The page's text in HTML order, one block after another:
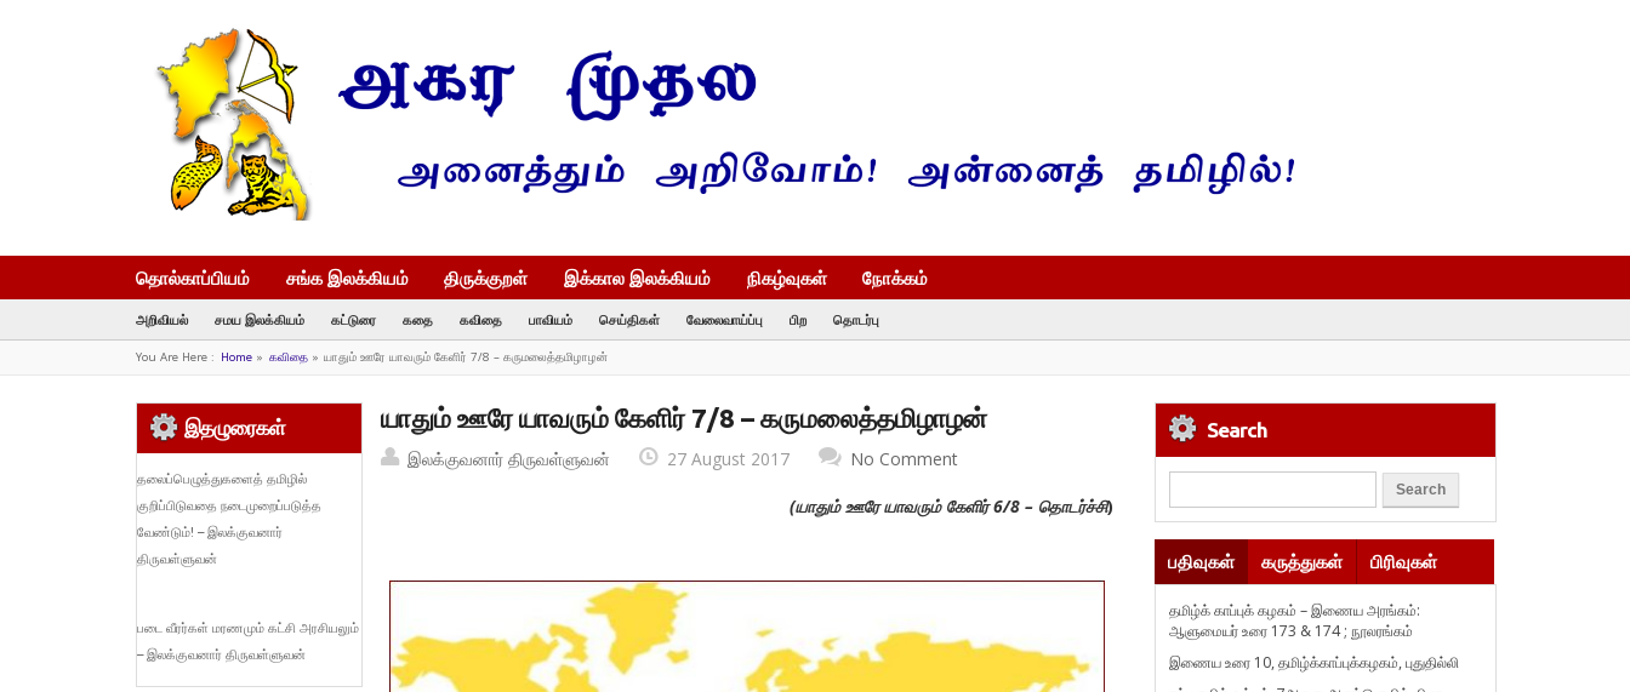
தொல்காப்பியம் சங்க இலக்கியம் திருக்குறள் இக்கால இலக்கியம் நிகழ்வுகள் நோக்கம்
அறிவியல் சமய இலக்கியம் கட்டுரை கதை கவிதை பாவியம் செய்திகள் வேலைவாய்ப்பு பிற தொடர்பு
You Are Here : Home» கவிதை» யாதும் ஊரே யாவரும் கேளிர் 7/8 – கருமலைத்தமிழாழன்
யாதும் ஊரே யாவரும் கேளிர் 7/8 – கருமலைத்தமிழாழன்
இலக்குவனார் திருவள்ளுவன் 27 August 2017 No Comment
(யாதும் ஊரே யாவரும் கேளிர் 6/8 – தொடர்ச்சி)
இதழுரைகள்
தலைப்பெழுத்துகளைத் தமிழில்
குறிப்பிடுவதை நடைமுறைப்படுத்த
வேண்டும்! – இலக்குவனார்
திருவள்ளுவன்
படை வீரர்கள் மரணமும் கட்சி அரசியலும்
– இலக்குவனார் திருவள்ளுவன்
Search
பதிவுகள் கருத்துகள் பிரிவுகள்
தமிழ்க் காப்புக் கழகம் – இணைய அரங்கம்:
ஆளுமையர் உரை 173 & 174 ; நூலரங்கம்
இணைய உரை 10, தமிழ்க்காப்புக்கழகம், புதுதில்லி